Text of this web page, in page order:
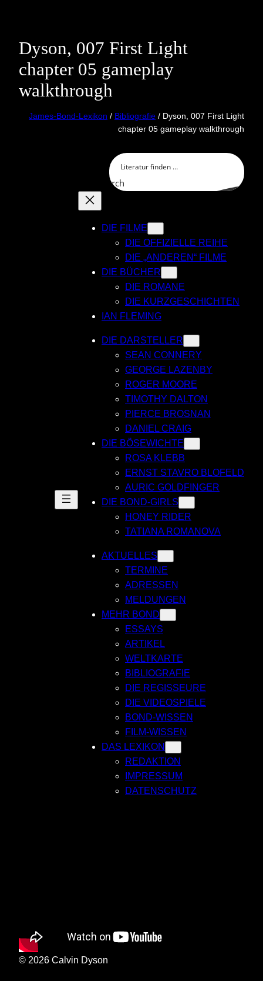
contentDyson, 007 First Light
chapter 05 gameplay
walkthrough
James-Bond-Lexikon / Bibliografie / Dyson, 007 First Light
chapter 05 gameplay walkthrough
Search
DIE FILME
DIE OFFIZIELLE REIHE
DIE „ANDEREN“ FILME
DIE BÜCHER
DIE ROMANE
DIE KURZGESCHICHTEN
IAN FLEMING
DIE DARSTELLER
SEAN CONNERY
GEORGE LAZENBY
ROGER MOORE
TIMOTHY DALTON
PIERCE BROSNAN
DANIEL CRAIG
DIE BÖSEWICHTE
ROSA KLEBB
ERNST STAVRO BLOFELD
AURIC GOLDFINGER
DIE BOND-GIRLS
HONEY RIDER
TATIANA ROMANOVA
AKTUELLES
TERMINE
ADRESSEN
MELDUNGEN
MEHR BOND
ESSAYS
ARTIKEL
WELTKARTE
BIBLIOGRAFIE
DIE REGISSEURE
DIE VIDEOSPIELE
BOND-WISSEN
FILM-WISSEN
DAS LEXIKON
REDAKTION
IMPRESSUM
DATENSCHUTZ
© 2026 Calvin Dyson